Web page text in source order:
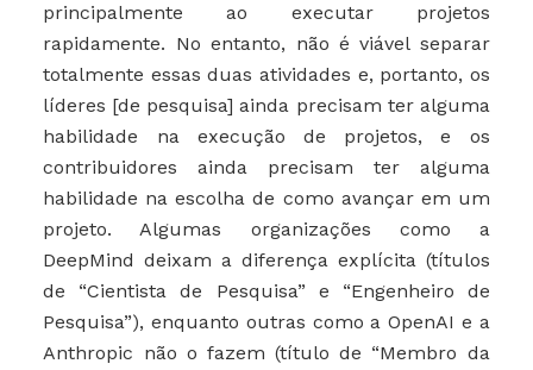
principalmente ao executar projetos
rapidamente. No entanto, não é viável separar
totalmente essas duas atividades e, portanto, os
líderes [de pesquisa] ainda precisam ter alguma
habilidade na execução de projetos, e os
contribuidores ainda precisam ter alguma
habilidade na escolha de como avançar em um
projeto. Algumas organizações como a
DeepMind deixam a diferença explícita (títulos
de “Cientista de Pesquisa” e “Engenheiro de
Pesquisa”), enquanto outras como a OpenAI e a
Anthropic não o fazem (título de “Membro da